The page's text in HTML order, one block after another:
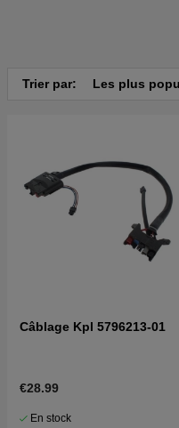
Trier par: Les plus
Câblage Kpl 5796213-01
€28.99
En stock